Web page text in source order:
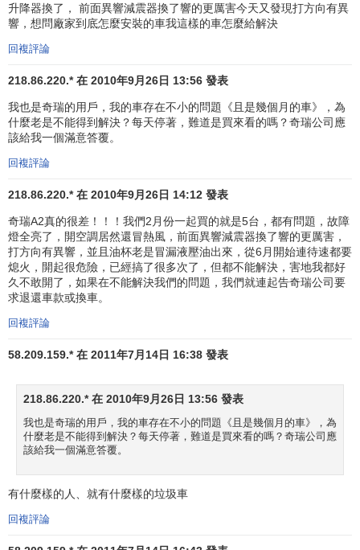
一個專用名詞。
車公司聯繫，請訪問
官方網站。
升降器換了， 前面異響減震器換了響的更厲害今天又發現打方向有異
響，想問廠家到底怎麼安裝的車我這樣的車怎麼給解決
回複評論
218.86.220.* 在 2010年9月26日 13:56 發表
我也是奇瑞的用戶，我的車存在不小的問題《且是幾個月的車》，為
什麼老是不能得到解決？每天停著，難道是買來看的嗎？奇瑞公司應
該給我一個滿意答覆。
回複評論
218.86.220.* 在 2010年9月26日 14:12 發表
奇瑞A2真的很差！！！我們2月份一起買的就是5台，都有問題，故障
燈全亮了，開空調居然還冒熱風，前面異響減震器換了響的更厲害，
打方向有異響，並且油杯老是冒漏液壓油出來，從6月開始連待速都要
熄火，開起很危險，已經搞了很多次了，但都不能解決，害地我都好
久不敢開了，如果在不能解決我們的問題，我們就連起告奇瑞公司要
求退還車款或換車。
回複評論
58.209.159.* 在 2011年7月14日 16:38 發表
218.86.220.* 在 2010年9月26日 13:56 發表
我也是奇瑞的用戶，我的車存在不小的問題《且是幾個月的車》，為
什麼老是不能得到解決？每天停著，難道是買來看的嗎？奇瑞公司應
該給我一個滿意答覆。
有什麼樣的人、就有什麼樣的垃圾車
回複評論